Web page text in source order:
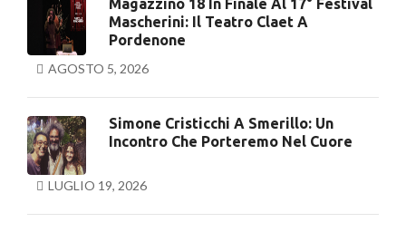
Magazzino 18 In Finale Al 17° Festival
Mascherini: Il Teatro Claet A
Pordenone
AGOSTO 5, 2026
Simone Cristicchi A Smerillo: Un
Incontro Che Porteremo Nel Cuore
LUGLIO 19, 2026